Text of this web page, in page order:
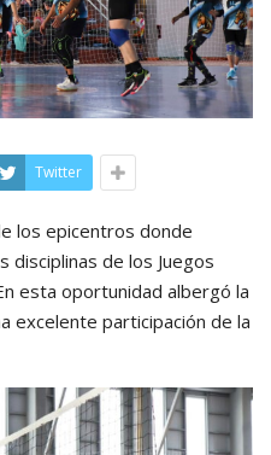
Twitter
los epicentros donde
disciplinas de los Juegos
esta oportunidad albergó la
excelente participación de la